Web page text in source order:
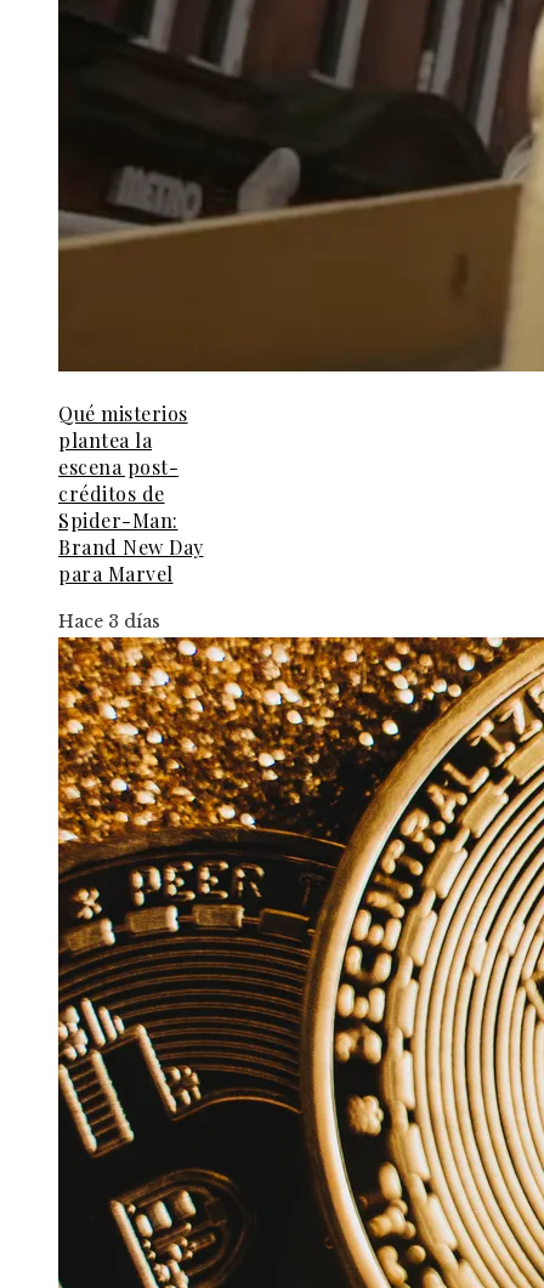
Qué misterios
plantea la
escena post-
créditos de
Spider-Man:
Brand New Day
para Marvel
Hace 3 días